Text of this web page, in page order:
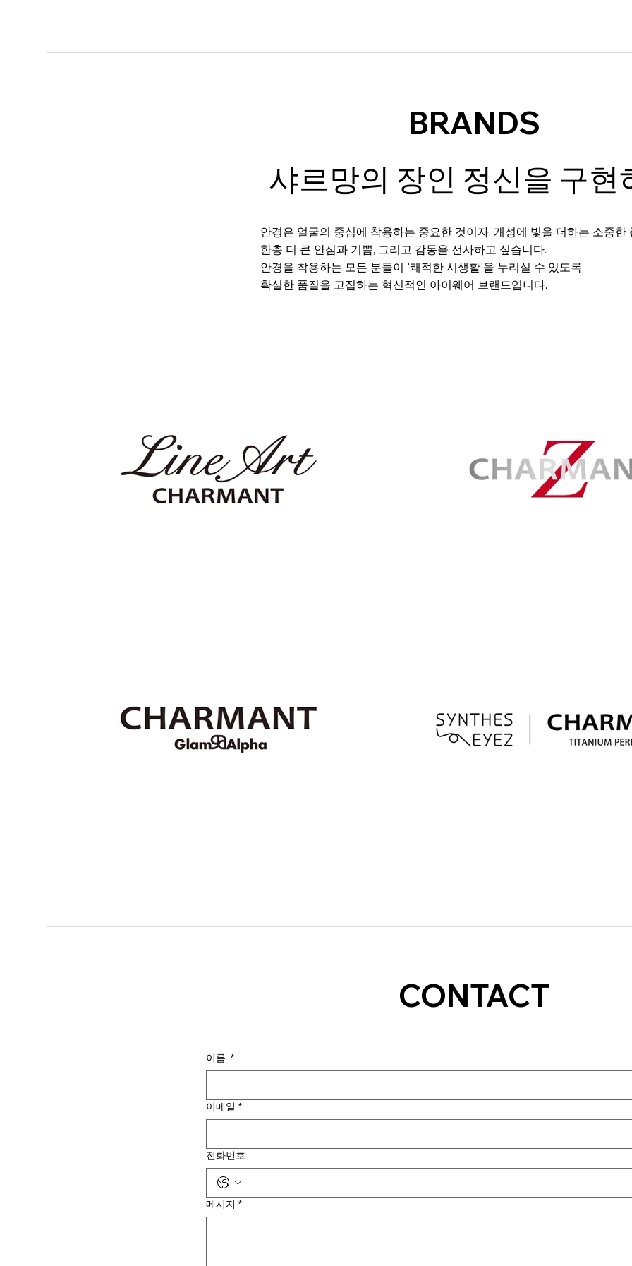
BRANDS
샤르망의 장인 정신을 구현
안경은 얼굴의 중심에 착용하는 중요한 것이자, 개성에 빛을 더하는 소중한
한층 더 큰 안심과 기쁨, 그리고 감동을 선사하고 싶습니다.
안경을 착용하는 모든 분들이 '쾌적한 시생활'을 누리실 수 있도록,
확실한 품질을 고집하는 혁신적인 아이웨어 브랜드입니다.
CONTACT
이름 *
이메일 *
전화번호
메시지 *